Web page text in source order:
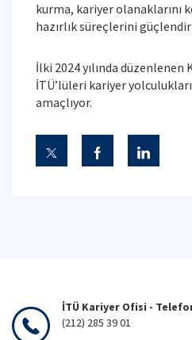
kurma, kariyer olanaklarını
hazırlık süreçlerini
İlki 2024 yılında düzenlenen
İTÜ’lüleri kariyer
amaçlıyor.
İTÜ Kariyer Ofisi -
(212) 285 39 01